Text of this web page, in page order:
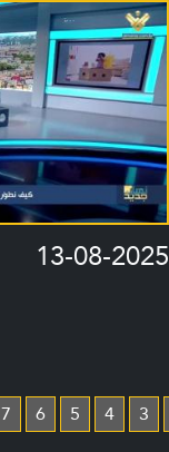
13-08-2025
3
4
5
6
7